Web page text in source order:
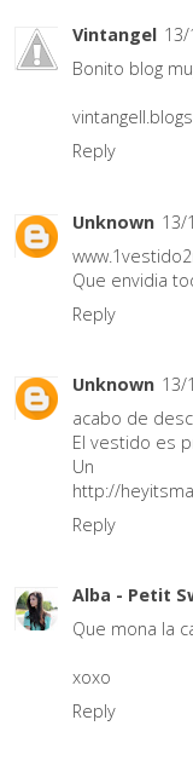
Vintangel
Bonito blog
Reply
Unknown 13/
Que envidia
Reply
Unknown 13/
acabo de
El vestido es
Un
http://
Reply
Alba - Petit
Que mona la
xoxo
Reply